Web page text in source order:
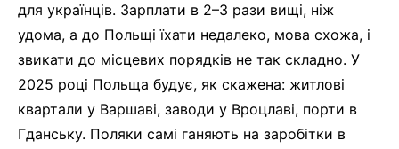
для українців. Зарплати в 2–3 рази вищі, ніж
удома, а до Польщі їхати недалеко, мова схожа, і
звикати до місцевих порядків не так складно. У
2025 році Польща будує, як скажена: житлові
квартали у Варшаві, заводи у Вроцлаві, порти в
Гданську. Поляки самі ганяють на заробітки в